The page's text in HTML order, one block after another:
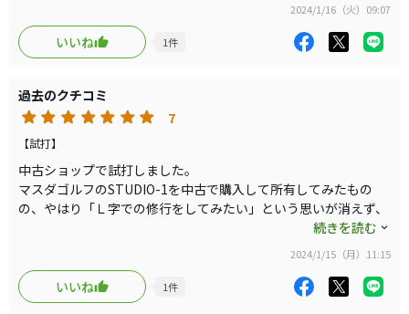
芯を外しても、重量感がある為か、左右にはそれほどブレ
ることは無かったです。曲がるラインのイメージがとても
2ラウンド目は、37パットでした。前日から雨が降ったコン
ディションの為、マウンド上や尾根の頂上・目一杯奥ばか
りにピンが切られたラウンドでした。難易度が上がったこ
とと、異なるウェッジをテストすべく投入していたので、
シビアな状況で打つことが多かったです。
が、それ以上に芯を外すことが多く発生し、いつものパタ
ーなら入れていたであろうケースでも外すことが多く見受
けられました。打感は最高なのですが、ミスにはそれなり
が、よくわかりました。
インターネットで色んな評価やコメントを収集し、諦めきれず
に、じっくりと試打をさせてもらうべく、もう一度お店を訪問し
打感の重厚さは、他のパターと打ち比べるとよくわかります。言
葉にすればムチっとした重厚さですが、オフセンターヒットでの
方向性は、形状の割にヘッドがかなり重く、ブレにくく感じまし
た。
距離感は、他のパターよりも少し距離が出るように感じます、
が、スイートスポットを外した時はとても距離が落ちます。
手の動きとヘッドの動きがとてもリニアになっていて、エラーも
2024/1/16（火）09:07
いいね 1件
過去のクチコミ
7
【試打】
中古ショップで試打しました。
マスダゴルフのSTUDIO-1を中古で購入して所有してみたもの
の、やはり「Ｌ字での修行をしてみたい」という思いが消えず、
打感が良さそうで信頼のおけるＬ字をネットで探し、見つけての
訪問で、ショップ内に置いてあるパターマットでの感想です。
・見た目
画像で思っていたよりも小ぶりに感じました。が、画像で見てい
続きを読む
2024/1/15（月）11:15
いいね 1件